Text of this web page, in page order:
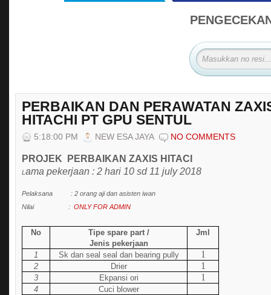
PERBAIKAN DAN PERAWATAN
HITACHI PT GPU SENTUL
5:18:00 PM NEW ESA JAYA NO COMMENTS
PROJEK PERBAIKAN ZAXIS HITACI
L ama pekerjaan : 2 hari 10 sd 11 july 2018
Pelaksana : 2 orang aji dan asisten iwan
Nilai : ONLY FOR ADMIN
No
Tipe spare part /
Jenis pekerjaan
Jml
1 Sk dan seal seal dan bearing pully 1
2 Drier 1
3 Ekpansi ori 1
4
Cuci blower